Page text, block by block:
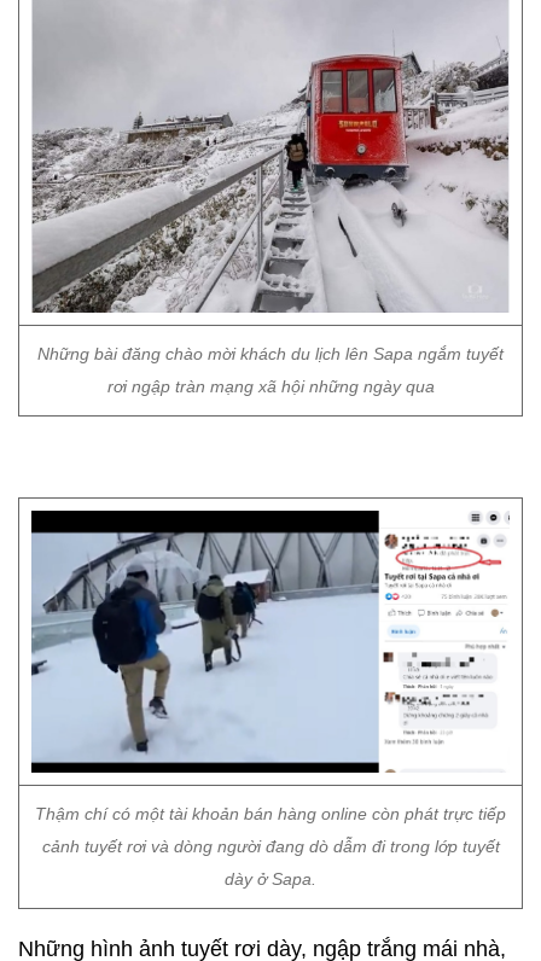
Những bài đăng chào mời khách du lịch lên Sapa ngắm tuyết
rơi ngập tràn mạng xã hội những ngày qua
Thậm chí có một tài khoản bán hàng online còn phát trực tiếp
cảnh tuyết rơi và dòng người đang dò dẫm đi trong lớp tuyết
dày ở Sapa.
Những hình ảnh tuyết rơi dày, ngập trắng mái nhà,